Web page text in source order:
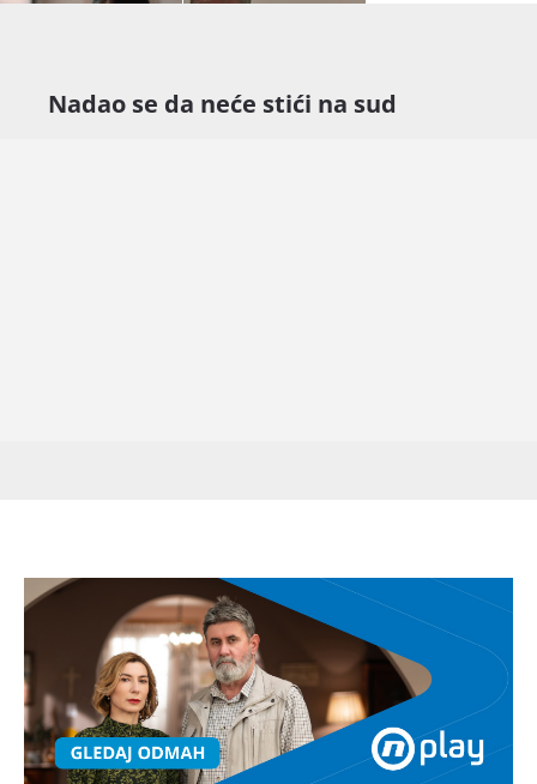
Nadao se da neće stići na sud